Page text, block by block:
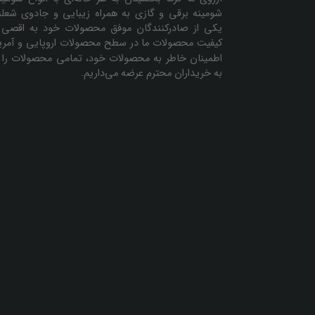
شومینه برقی و گازی به همراه زیبایی و جادوی
یکی از صادرکنندگان موفق محصولات خود به
کیفیت محصولات ما در سطح محصولات اروپایی و
اطمینان خاطر به محصولات خود، تمامی محصولات را
به خریداران محترم عرضه می‌داریم.